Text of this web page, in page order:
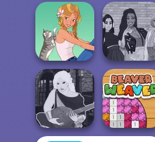
Tokyo Mew Mew
Creator
Battle Maidens
A Girl And Her Pet
The Fly Squad:
#squadgoals